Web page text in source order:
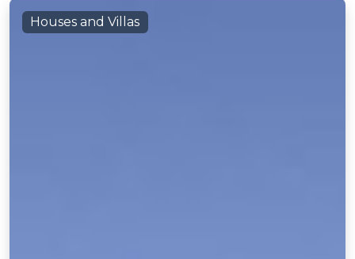
Houses and Villas